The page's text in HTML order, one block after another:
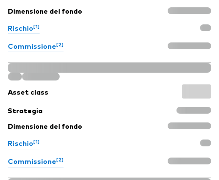
Dimensione del fondo
Rischio[1]
Commissione[2]
Asset class
Strategia
Dimensione del fondo
Rischio[1]
Commissione[2]